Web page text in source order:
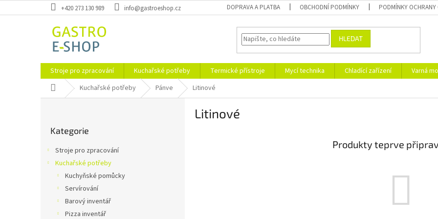
na
+420 273 130 989 info@gastroeshop.cz DOPRAVA A PLATBA OBCHODNÍ PODMÍNKY PODMÍNKY OCHRANY
HLEDAT
Stroje pro zpracování Kuchařské potřeby Termické přístroje Mycí technika Chladící zařízení Varná
Domů Kuchařské potřeby Pánve Litinové
kategorie
Kategorie
Stroje pro zpracování
Kuchařské potřeby
Kuchyňské pomůcky
Servírování
Barový inventář
Pizza inventář
Litinové
Produkty teprve